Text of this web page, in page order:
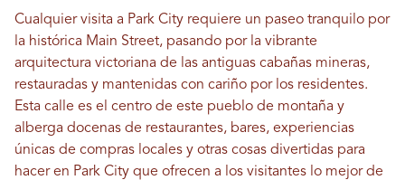
Cualquier visita a Park City requiere un paseo tranquilo por
la histórica Main Street, pasando por la vibrante
arquitectura victoriana de las antiguas cabañas mineras,
restauradas y mantenidas con cariño por los residentes.
Esta calle es el centro de este pueblo de montaña y
alberga docenas de restaurantes, bares, experiencias
únicas de compras locales y otras cosas divertidas para
hacer en Park City que ofrecen a los visitantes lo mejor de